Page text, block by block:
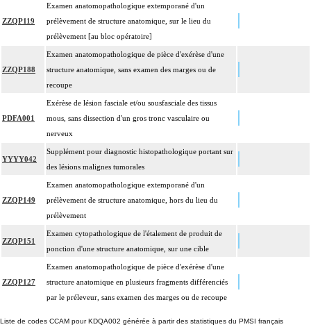
ZZQP119
Examen anatomopathologique extemporané d'un
prélèvement de structure anatomique, sur le lieu du
prélèvement [au bloc opératoire]
ZZQP188
Examen anatomopathologique de pièce d'exérèse d'une
structure anatomique, sans examen des marges ou de
recoupe
PDFA001
Exérèse de lésion fasciale et/ou sousfasciale des tissus
mous, sans dissection d'un gros tronc vasculaire ou
nerveux
YYYY042
Supplément pour diagnostic histopathologique portant sur
des lésions malignes tumorales
ZZQP149
Examen anatomopathologique extemporané d'un
prélèvement de structure anatomique, hors du lieu du
prélèvement
ZZQP151
Examen cytopathologique de l'étalement de produit de
ponction d'une structure anatomique, sur une cible
ZZQP127
Examen anatomopathologique de pièce d'exérèse d'une
structure anatomique en plusieurs fragments différenciés
par le préleveur, sans examen des marges ou de recoupe
Liste de codes CCAM pour KDQA002 générée à partir des statistiques du PMSI français